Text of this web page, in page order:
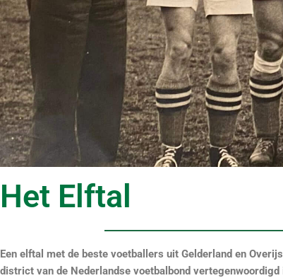
Het Elftal
Een elftal met de beste voetballers uit Gelderland en
district van de Nederlandse voetbalbond